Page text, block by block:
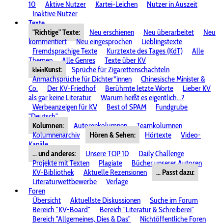
10
Aktive Nutzer Kartei-Leichen
Nutzer in Auszeit
Inaktive Nutzer
Texte
"Richtige" Texte:
Neu erschienen Neu überarbeitet
Neu
kommentiert
Neu eingesprochen
Lieblingstexte
Fremdsprachige Texte
Kurztexte des Tages (KdT)
Alle
Themen
Alle Genres Texte über KV
kleinKunst:
Sprüche für Zigarettenschachteln
Anmachsprüche für Dichter*innen
Chinesische Minister &
Co.
Der KV-Friedhof Berühmte letzte Worte
Lieber KV
als gar keine Literatur
Warum heißt es eigentlich...?
Werbeanzeigen für KV
Best of SPAM
Fundgrube
"Deutsch"
Kolumnen:
Autorenkolumnen
Teamkolumnen
Kolumnenarchiv
Hören & Sehen: Hörtexte
Video-
Kanäle
... und anderes:
Unsere TOP 10
Daily Challenge
Projekte mit Texten
Plagiate
Bücher unserer Autoren
KV-Bibliothek
Aktuelle Rezensionen
... Passt dazu:
Literaturwettbewerbe
Verlage
Foren
Übersicht
Aktuellste Diskussionen
Suche im Forum
Bereich "KV-Board"
Bereich "Literatur & Schreiberei"
Bereich "Allgemeines, Dies & Das"
Nichtöffentliche Foren